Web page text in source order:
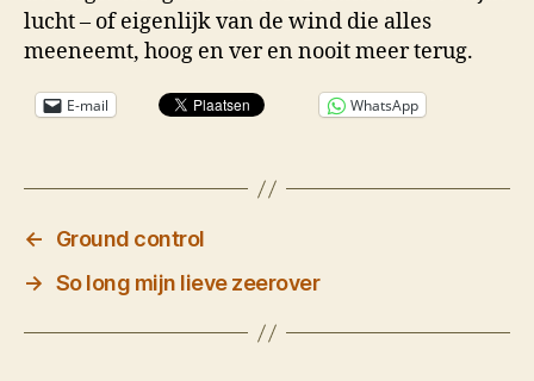
lucht – of eigenlijk van de wind die alles
meeneemt, hoog en ver en nooit meer terug.
E-mail WhatsApp
←
Ground control
→ So long mijn lieve zeerover